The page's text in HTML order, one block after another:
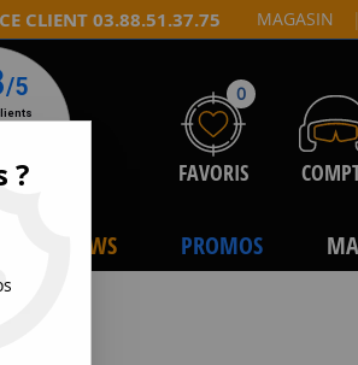
CLIENT 03.88.51.37.75 MAGASIN |
0
FAVORIS
NEWS PROMOS
?